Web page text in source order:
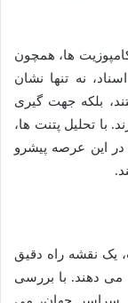
ها، همچون
نه تنها نشان
بلکه جهت گیری
با تحلیل پتنت ها،
در این عرصه پیشرو
یک نقشه راه دقیق
می دهند. با بررسی